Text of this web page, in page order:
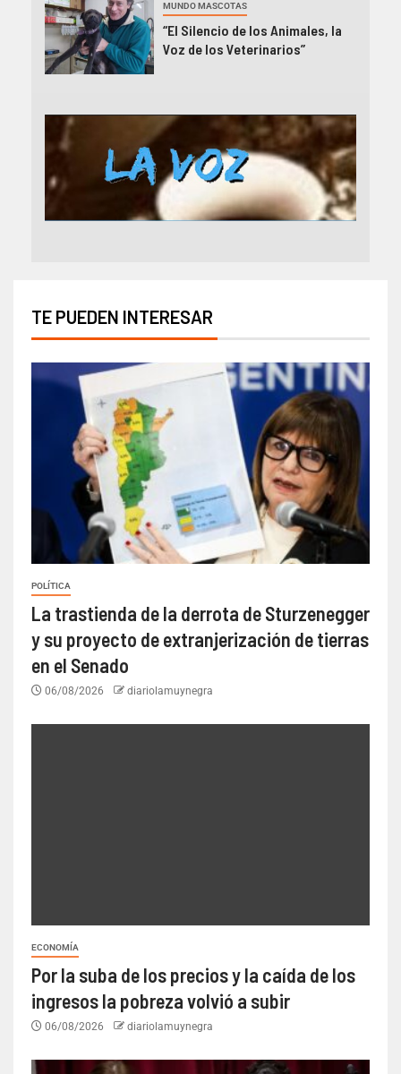
MUNDO MASCOTAS
“El Silencio de los Animales, la
Voz de los Veterinarios”
TE PUEDEN INTERESAR
POLÍTICA
La trastienda de la derrota de Sturzenegger
y su proyecto de extranjerización de tierras
en el Senado
06/08/2026 diariolamuynegra
ECONOMÍA
Por la suba de los precios y la caída de los
ingresos la pobreza volvió a subir
06/08/2026 diariolamuynegra